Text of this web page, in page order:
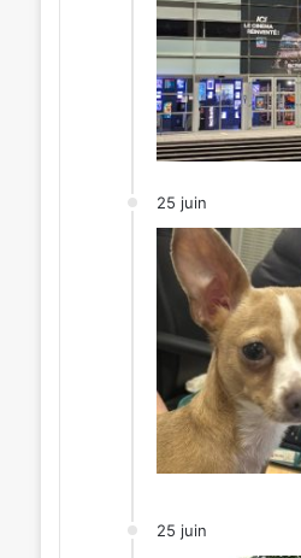
25 juin
25 juin